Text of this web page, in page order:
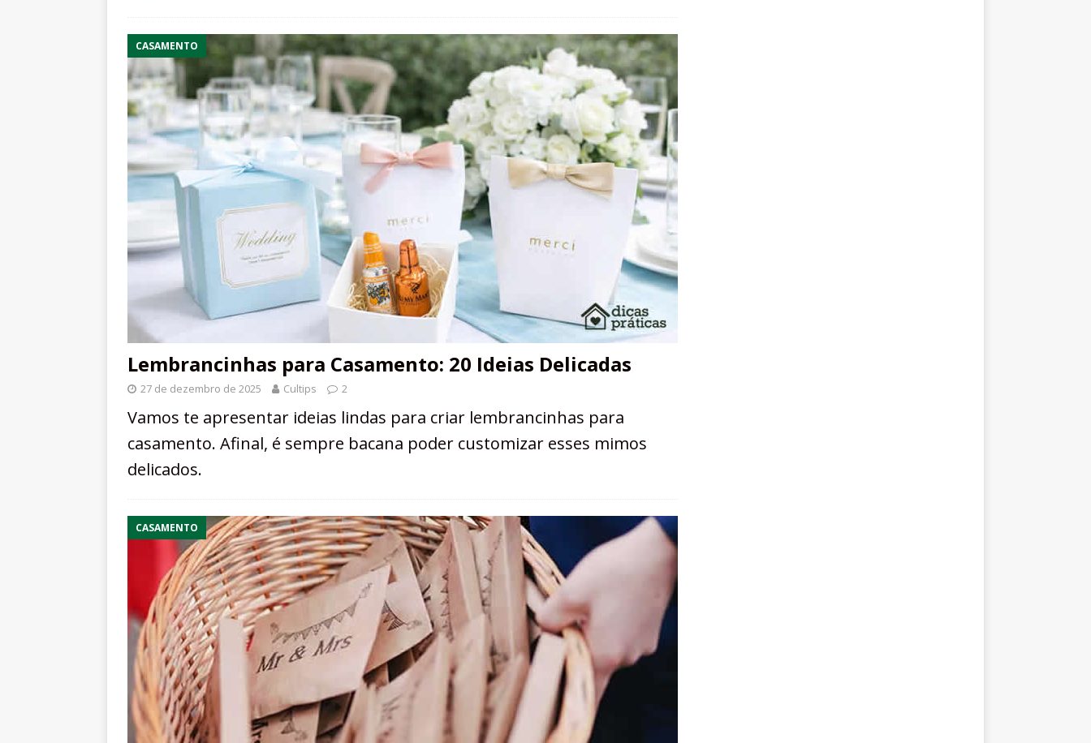
CASAMENTO
Lembrancinhas para Casamento: 20 Ideias Delicadas
27 de dezembro de 2025 Cultips 2
Vamos te apresentar ideias lindas para criar lembrancinhas para
casamento. Afinal, é sempre bacana poder customizar esses mimos
delicados.
CASAMENTO